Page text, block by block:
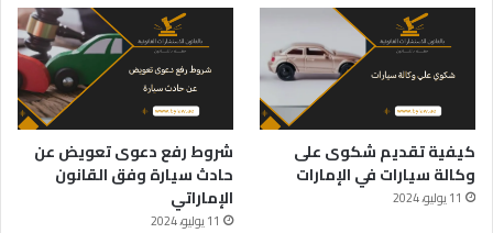
كيفية تقديم شكوى على
وكالة سيارات في الإمارات
11 يوليو، 2024
شروط رفع دعوى تعويض عن
حادث سيارة وفق القانون
الإماراتي
11 يوليو، 2024